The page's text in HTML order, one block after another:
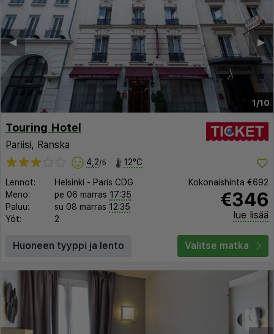
1/10
▶︎
◀︎
Touring Hotel
Pariisi, Ranska
4,2/5 12°C
Lennot: Helsinki - Paris CDG
Meno:
pe 06 marras 17:35
Paluu:
su 08 marras 12:35
Yöt:
2
Kokonaishinta €692
€346
lue lisää
Huoneen tyyppi ja lento Valitse matka